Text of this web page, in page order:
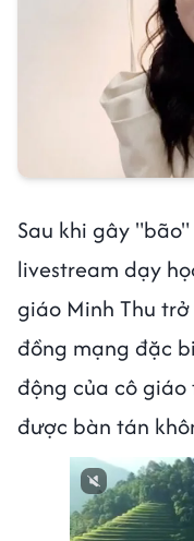
Sau khi gây
livestream dạy
giáo Minh Thu
đồng mạng đặc
động của cô
được bàn tán